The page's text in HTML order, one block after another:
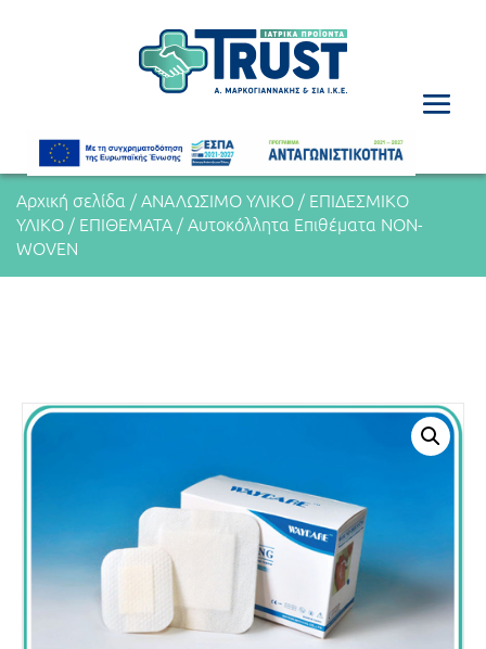
Αρχική σελίδα / ΑΝΑΛΩΣΙΜΟ ΥΛΙΚΟ / ΕΠΙΔΕΣΜΙΚΟ
ΥΛΙΚΟ / ΕΠΙΘΕΜΑΤΑ / Αυτοκόλλητα Επιθέματα NON-
WOVEN